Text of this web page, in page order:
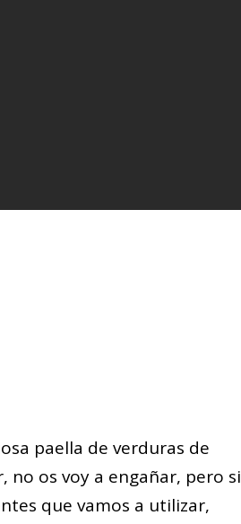
paella de verduras de
no os voy a engañar, pero si
que vamos a utilizar,